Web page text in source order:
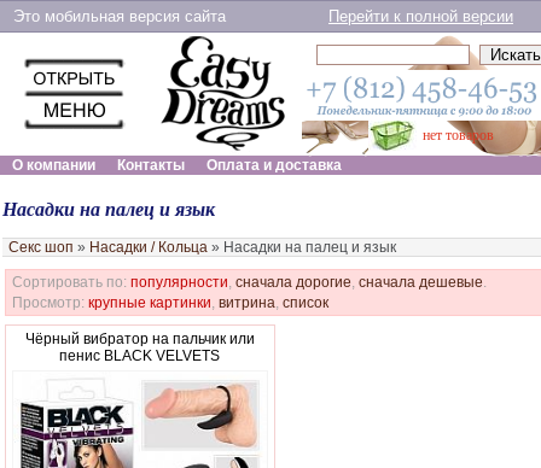
Это мобильная версия сайта Перейти к полной версии
нет товаров
О компании
Контакты Оплата и доставка
Насадки на палец и язык
Секс шоп » Насадки / Кольца » Насадки на палец и язык
Сортировать по: популярности, сначала дорогие, сначала дешевые.
Просмотр: крупные картинки, витрина, список
Чёрный вибратор на пальчик или
пенис BLACK VELVETS